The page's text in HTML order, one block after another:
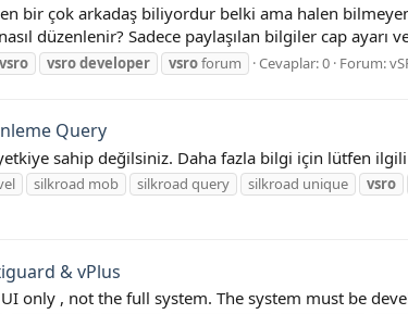
bir çok arkadaş biliyordur belki ama halen
düzenlenir? Sadece paylaşılan bilgiler cap ayarı
vsro vsrodeveloper vsroforum Cevaplar: 0 Forum:
Query
sahip değilsiniz. Daha fazla bilgi için lütfen
silkroad mob silkroad query silkroad unique vsro
& vPlus
only , not the full system. The system must be